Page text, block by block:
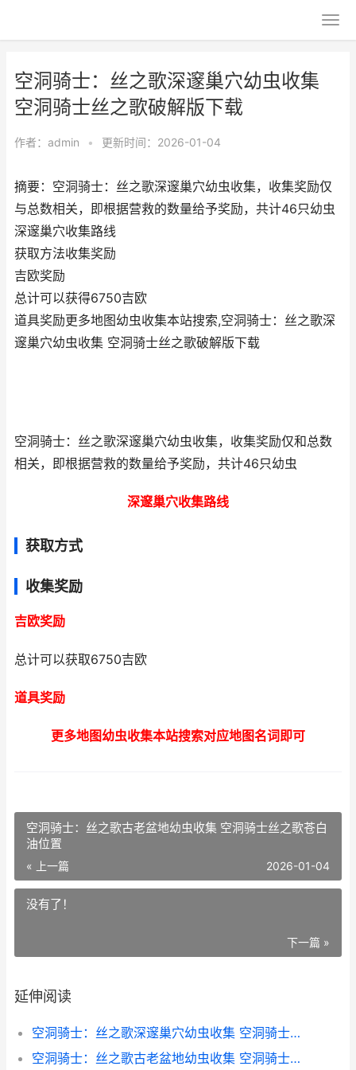
空洞骑士：丝之歌深邃巢穴幼虫收集
空洞骑士丝之歌破解版下载
作者： admin • 更新时间：2026-01-04
摘要：空洞骑士：丝之歌深邃巢穴幼虫收集，收集奖励仅
与总数相关，即根据营救的数量给予奖励，共计46只幼虫
深邃巢穴收集路线
获取方法收集奖励
吉欧奖励
总计可以获得6750吉欧
道具奖励更多地图幼虫收集本站搜索,空洞骑士：丝之歌深
邃巢穴幼虫收集 空洞骑士丝之歌破解版下载
空洞骑士：丝之歌深邃巢穴幼虫收集，收集奖励仅和总数
相关，即根据营救的数量给予奖励，共计46只幼虫
深邃巢穴收集路线
获取方式
收集奖励
吉欧奖励
总计可以获取6750吉欧
道具奖励
更多地图幼虫收集本站搜索对应地图名词即可
空洞骑士：丝之歌古老盆地幼虫收集 空洞骑士丝之歌苍白
油位置
« 上一篇 2026-01-04
没有了！
下一篇 »
延伸阅读
空洞骑士：丝之歌深邃巢穴幼虫收集 空洞骑士丝之歌破解版下载
空洞骑士：丝之歌古老盆地幼虫收集 空洞骑士丝之歌苍白油位置